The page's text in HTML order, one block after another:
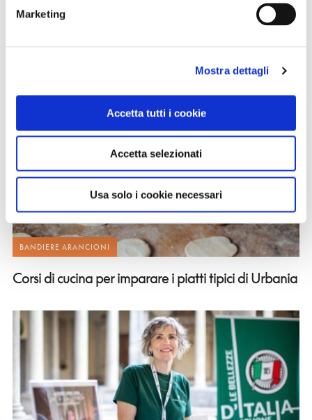
Marketing
Mostra dettagli
Accetta tutti i cookie
Accetta selezionati
Usa solo i cookie necessari
BANDIERE ARANCIONI
BANDIERE ARANCIONI
Corsi di cucina per imparare i piatti tipici di Urbania